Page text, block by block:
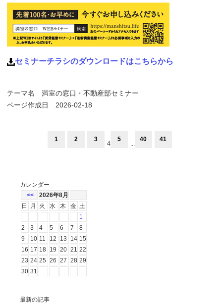
セミナーチラシのダウンロードはこちらから
テーマ名 満室の窓口・不動産部セミナー
ページ作成日 2026-02-18
1 2 3
4
5
...
40 41
カレンダー
<<
2026年8月
日
月 火 水 木 金 土
1
2
3 4 5 6 7
8
9
10 11 12 13 14 15
16 17 18 19 20 21 22
23 24 25 26 27 28 29
30 31
最新の記事